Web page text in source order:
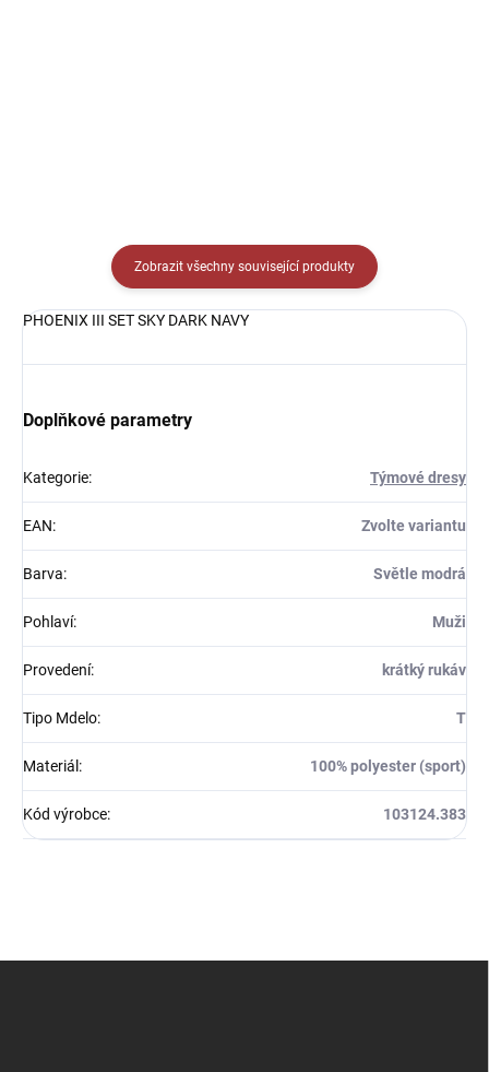
Zobrazit všechny související produkty
PHOENIX III SET SKY DARK NAVY
Doplňkové parametry
Kategorie: Týmové dresy
EAN: Zvolte variantu
Barva: Světle modrá
Pohlaví: Muži
Provedení: krátký rukáv
Tipo Mdelo: T
Materiál : 100% polyester (sport)
Kód výrobce: 103124.383